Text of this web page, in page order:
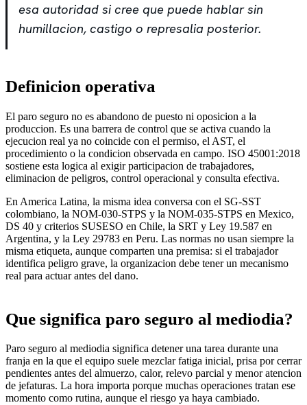
esa autoridad si cree que puede hablar sin
humillacion, castigo o represalia posterior.
Definicion operativa
El paro seguro no es abandono de puesto ni oposicion a la
produccion. Es una barrera de control que se activa cuando la
ejecucion real ya no coincide con el permiso, el AST, el
procedimiento o la condicion observada en campo. ISO 45001:2018
sostiene esta logica al exigir participacion de trabajadores,
eliminacion de peligros, control operacional y consulta efectiva.
En America Latina, la misma idea conversa con el SG-SST
colombiano, la NOM-030-STPS y la NOM-035-STPS en Mexico,
DS 40 y criterios SUSESO en Chile, la SRT y Ley 19.587 en
Argentina, y la Ley 29783 en Peru. Las normas no usan siempre la
misma etiqueta, aunque comparten una premisa: si el trabajador
identifica peligro grave, la organizacion debe tener un mecanismo
real para actuar antes del dano.
Que significa paro seguro al mediodia?
Paro seguro al mediodia significa detener una tarea durante una
franja en la que el equipo suele mezclar fatiga inicial, prisa por cerrar
pendientes antes del almuerzo, calor, relevo parcial y menor atencion
de jefaturas. La hora importa porque muchas operaciones tratan ese
momento como rutina, aunque el riesgo ya haya cambiado.